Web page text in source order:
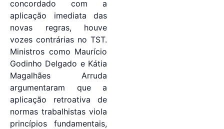
concordado com a
aplicação imediata das
novas regras, houve
vozes contrárias no TST.
Ministros como Maurício
Godinho Delgado e Kátia
Magalhães Arruda
argumentaram que a
aplicação retroativa de
normas trabalhistas viola
princípios fundamentais,